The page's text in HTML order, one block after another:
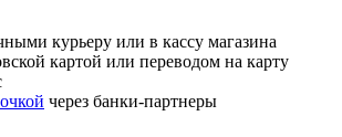
курьеру или в кассу магазина
картой или переводом на карту
через банки-партнеры